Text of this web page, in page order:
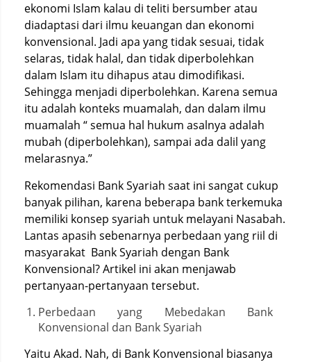
ekonomi Islam kalau di teliti bersumber atau
diadaptasi dari ilmu keuangan dan ekonomi
konvensional. Jadi apa yang tidak sesuai, tidak
selaras, tidak halal, dan tidak diperbolehkan
dalam Islam itu dihapus atau dimodifikasi.
Sehingga menjadi diperbolehkan. Karena semua
itu adalah konteks muamalah, dan dalam ilmu
muamalah “ semua hal hukum asalnya adalah
mubah (diperbolehkan), sampai ada dalil yang
melarasnya.”
Rekomendasi Bank Syariah saat ini sangat cukup
banyak pilihan, karena beberapa bank terkemuka
memiliki konsep syariah untuk melayani Nasabah.
Lantas apasih sebenarnya perbedaan yang riil di
masyarakat Bank Syariah dengan Bank
Konvensional? Artikel ini akan menjawab
pertanyaan-pertanyaan tersebut.
Perbedaan yang Mebedakan Bank
Konvensional dan Bank Syariah
Yaitu Akad. Nah, di Bank Konvensional biasanya